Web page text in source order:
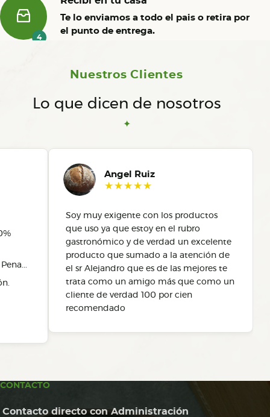
4
Te lo enviamos a todo el pais o retira por
el punto de entrega.
Nuestros Clientes
Lo que dicen de nosotros
✦
Angel Ruiz
★★★★★
Soy muy exigente con los productos
que uso ya que estoy en el rubro
gastronómico y de verdad un excelente
producto que sumado a la atención de
el sr Alejandro que es de las mejores te
trata como un amigo más que como un
cliente de verdad 100 por cien
recomendado
CONTACTO
Contacto directo con Administración